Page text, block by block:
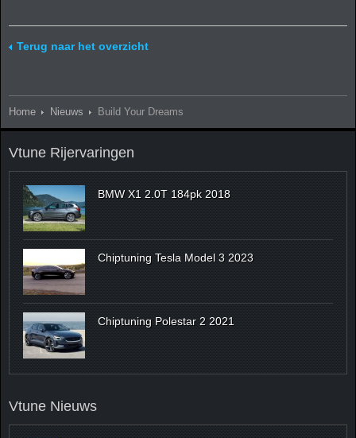
Terug naar het overzicht
Home Nieuws Build Your Dreams
Vtune Rijervaringen
BMW X1 2.0T 184pk 2018
Chiptuning Tesla Model 3 2023
Chiptuning Polestar 2 2021
Vtune Nieuws